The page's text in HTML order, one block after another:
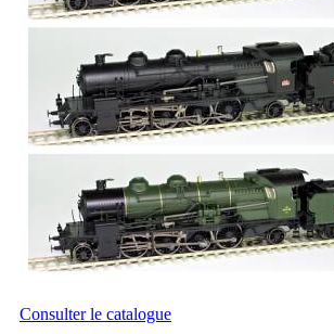
Consulter le catalogue